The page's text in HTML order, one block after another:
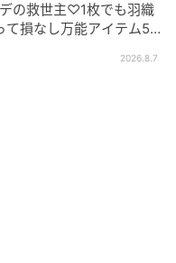
の救世主♡1枚でも羽織
て損なし万能アイテム5
2026.8.7